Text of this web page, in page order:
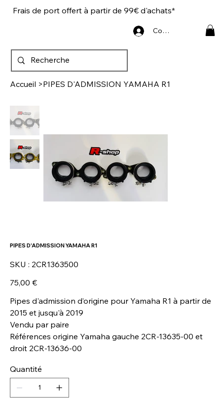
Frais de port offert à partir de 99€ d'achats*
Connexion
Accueil >PIPES D'ADMISSION YAMAHA R1
PIPES D'ADMISSION YAMAHA R1
SKU : SKU
2CR1363500
2CR1363500
Prix
75,00 €
Pipes d'admission d’origine pour Yamaha R1 à partir de
2015 et jusqu'à 2019
Vendu par paire
Références origine Yamaha gauche 2CR-13635-00 et
droit 2CR-13636-00
Quantité